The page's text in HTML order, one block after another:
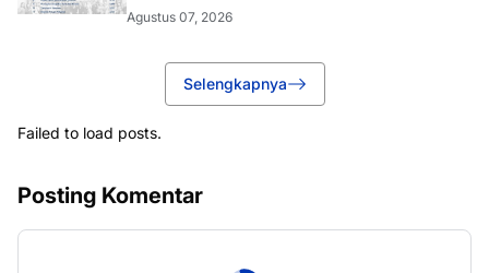
Agustus 07, 2026
Selengkapnya
Failed to load posts.
Posting Komentar